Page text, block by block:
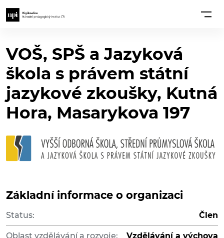
VOŠ, SPŠ a Jazyková
škola s právem státní
jazykové zkoušky, Kutná
Hora, Masarykova 197
Základní informace o organizaci
Status: Člen
Oblast vzdělávání a rozvoje:
Vzdělávání a výchova